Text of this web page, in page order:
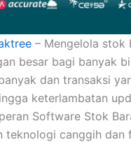
– Mengelola stok
besar bagi banyak
dan transaksi
keterlambatan
Software Stok
teknologi canggih